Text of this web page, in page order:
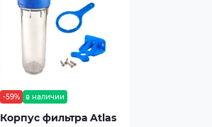
-59% в наличии
Корпус фильтра Atlas